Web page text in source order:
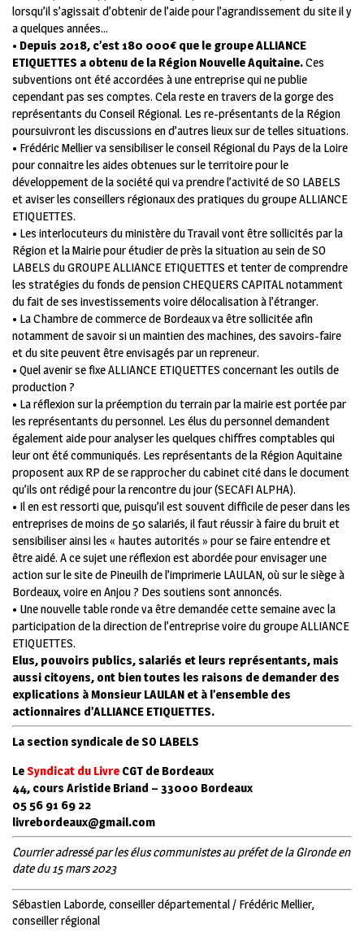
lorsqu’il s’agissait d’obtenir de l’aide pour l’agrandissement du site il y
a quelques années…
• Depuis 2018, c’est 180 000€ que le groupe ALLIANCE
ETIQUETTES a obtenu de la Région Nouvelle Aquitaine.Ces
subventions ont été accordées à une entreprise qui ne publie
cependant pas ses comptes. Cela reste en travers de la gorge des
représentants du Conseil Régional. Les re-présentants de la Région
poursuivront les discussions en d’autres lieux sur de telles situations.
• Frédéric Mellier va sensibiliser le conseil Régional du Pays de la Loire
pour connaitre les aides obtenues sur le territoire pour le
développement de la société qui va prendre l’activité de SO LABELS
et aviser les conseillers régionaux des pratiques du groupe ALLIANCE
ETIQUETTES.
• Les interlocuteurs du ministère du Travail vont être sollicités par la
Région et la Mairie pour étudier de près la situation au sein de SO
LABELS du GROUPE ALLIANCE ETIQUETTES et tenter de comprendre
les stratégies du fonds de pension CHEQUERS CAPITAL notamment
du fait de ses investissements voire délocalisation à l’étranger.
• La Chambre de commerce de Bordeaux va être sollicitée afin
notamment de savoir si un maintien des machines, des savoirs-faire
et du site peuvent être envisagés par un repreneur.
• Quel avenir se fixe ALLIANCE ETIQUETTES concernant les outils de
production ?
• La réflexion sur la préemption du terrain par la mairie est portée par
les représentants du personnel. Les élus du personnel demandent
également aide pour analyser les quelques chiffres comptables qui
leur ont été communiqués. Les représentants de la Région Aquitaine
proposent aux RP de se rapprocher du cabinet cité dans le document
qu’ils ont rédigé pour la rencontre du jour (SECAFI ALPHA).
• Il en est ressorti que, puisqu’il est souvent difficile de peser dans les
entreprises de moins de 50 salariés, il faut réussir à faire du bruit et
sensibiliser ainsi les « hautes autorités » pour se faire entendre et
être aidé. A ce sujet une réflexion est abordée pour envisager une
action sur le site de Pineuilh de l’imprimerie LAULAN, où sur le siège à
Bordeaux, voire en Anjou ? Des soutiens sont annoncés.
• Une nouvelle table ronde va être demandée cette semaine avec la
participation de la direction de l’entreprise voire du groupe ALLIANCE
ETIQUETTES.
Elus, pouvoirs publics, salariés et leurs représentants, mais
aussi citoyens, ont bien toutes les raisons de demander des
explications à Monsieur LAULAN et à l’ensemble des
actionnaires d’ALLIANCE ETIQUETTES.
La section syndicale de SO LABELS
Le Syndicat du Livre CGT de Bordeaux
44, cours Aristide Briand – 33000 Bordeaux
05 56 91 69 22
livrebordeaux@gmail.com
Courrier adressé par les élus communistes au préfet de la Gironde en
date du 15 mars 2023
Sébastien Laborde, conseiller départemental / Frédéric Mellier,
conseiller régional